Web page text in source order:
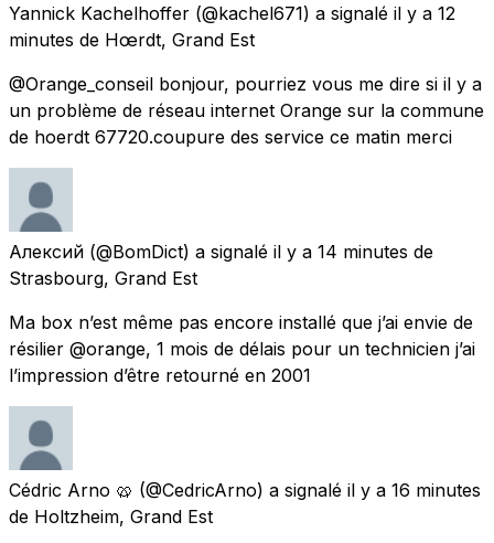
Yannick Kachelhoffer (@kachel671) a signalé il y a 12
minutes de Hœrdt, Grand Est
@Orange_conseil bonjour, pourriez vous me dire si il y a
un problème de réseau internet Orange sur la commune
de hoerdt 67720.coupure des service ce matin merci
Алексий (@BomDict) a signalé il y a 14 minutes de
Strasbourg, Grand Est
Ma box n’est même pas encore installé que j’ai envie de
résilier @orange, 1 mois de délais pour un technicien j’ai
l’impression d’être retourné en 2001
Cédric Arno 🥨 (@CedricArno) a signalé il y a 16 minutes
de Holtzheim, Grand Est